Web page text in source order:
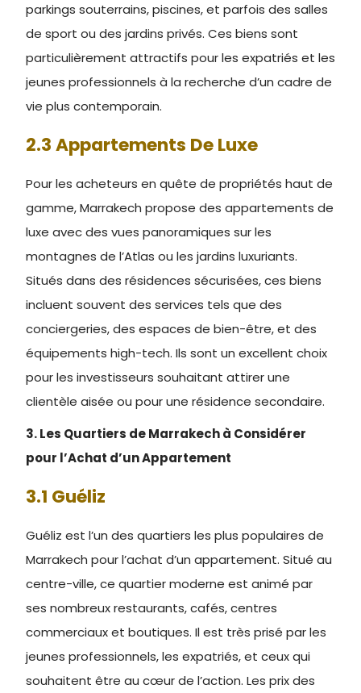
parkings souterrains, piscines, et parfois des salles
de sport ou des jardins privés. Ces biens sont
particulièrement attractifs pour les expatriés et les
jeunes professionnels à la recherche d’un cadre de
vie plus contemporain.
2.3 Appartements De Luxe
Pour les acheteurs en quête de propriétés haut de
gamme, Marrakech propose des appartements de
luxe avec des vues panoramiques sur les
montagnes de l’Atlas ou les jardins luxuriants.
Situés dans des résidences sécurisées, ces biens
incluent souvent des services tels que des
conciergeries, des espaces de bien-être, et des
équipements high-tech. Ils sont un excellent choix
pour les investisseurs souhaitant attirer une
clientèle aisée ou pour une résidence secondaire.
3. Les Quartiers de Marrakech à Considérer
pour l’Achat d’un Appartement
3.1 Guéliz
Guéliz est l’un des quartiers les plus populaires de
Marrakech pour l’achat d’un appartement. Situé au
centre-ville, ce quartier moderne est animé par
ses nombreux restaurants, cafés, centres
commerciaux et boutiques. Il est très prisé par les
jeunes professionnels, les expatriés, et ceux qui
souhaitent être au cœur de l’action. Les prix des